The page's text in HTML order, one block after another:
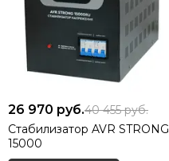
26 970 руб.40 455руб.
Стабилизатор AVR STRONG
15000